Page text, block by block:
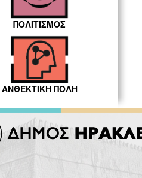
ΠΟΛΙΤΙΣΜΟΣ
ΑΝΘΕΚΤΙΚΗ ΠΟΛΗ